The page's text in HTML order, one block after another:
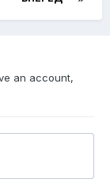
an account,